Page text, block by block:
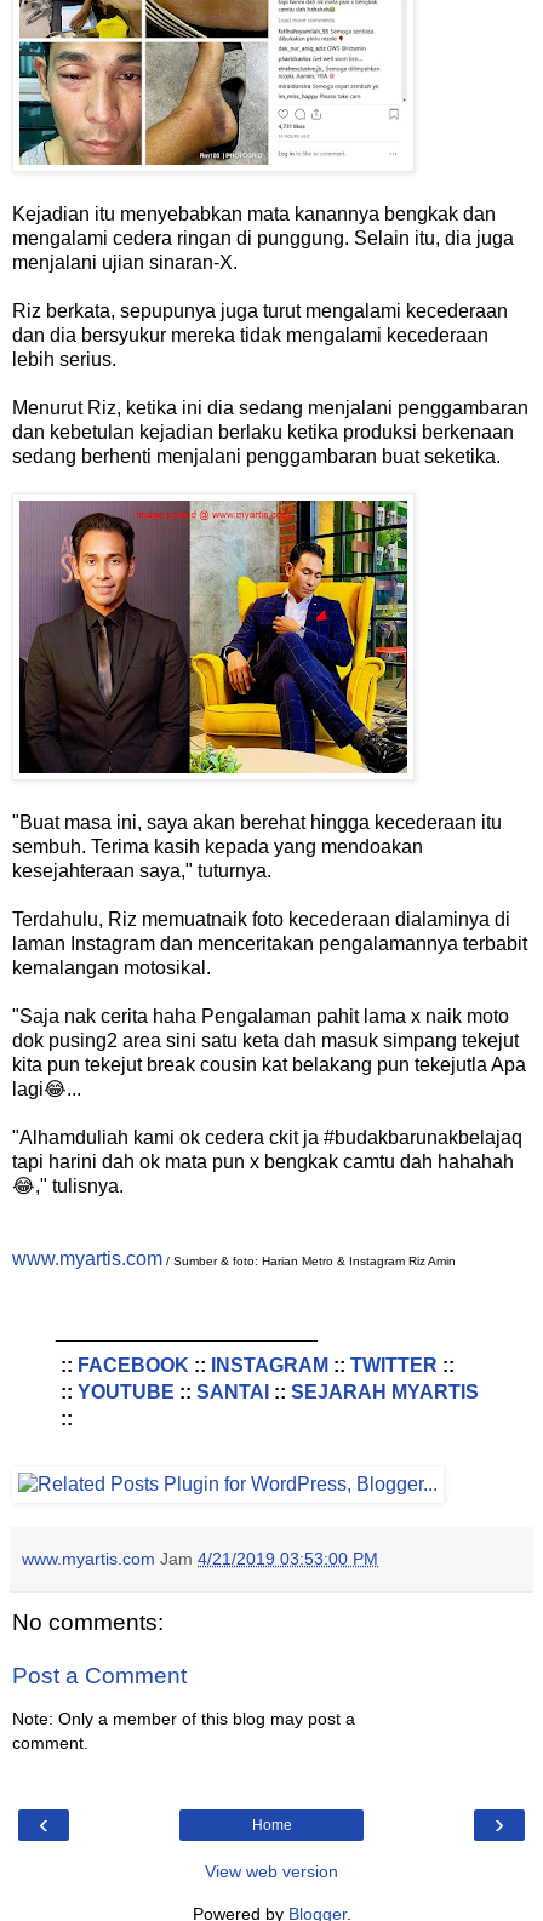
Kejadian itu menyebabkan mata kanannya bengkak dan
mengalami cedera ringan di punggung. Selain itu, dia juga
menjalani ujian sinaran-X.
Riz berkata, sepupunya juga turut mengalami kecederaan
dan dia bersyukur mereka tidak mengalami kecederaan
lebih serius.
Menurut Riz, ketika ini dia sedang menjalani penggambaran
dan kebetulan kejadian berlaku ketika produksi berkenaan
sedang berhenti menjalani penggambaran buat seketika.
"Buat masa ini, saya akan berehat hingga kecederaan itu
sembuh. Terima kasih kepada yang mendoakan
kesejahteraan saya," tuturnya.
Terdahulu, Riz memuatnaik foto kecederaan dialaminya di
laman Instagram dan menceritakan pengalamannya terbabit
kemalangan motosikal.
"Saja nak cerita haha Pengalaman pahit lama x naik moto
dok pusing2 area sini satu keta dah masuk simpang tekejut
kita pun tekejut break cousin kat belakang pun tekejutla Apa
lagi😂...
"Alhamduliah kami ok cedera ckit ja #budakbarunakbelajaq
tapi harini dah ok mata pun x bengkak camtu dah hahahah
😂," tulisnya.
www.myartis.com / Sumber & foto: Harian Metro & Instagram Riz Amin
:: FACEBOOK:: INSTAGRAM :: TWITTER ::
:: YOUTUBE :: SANTAI :: SEJARAH MYARTIS
::
www.myartis.com Jam 4/21/2019 03:53:00 PM
No comments:
Post a Comment
Note: Only a member of this blog may post a
comment.
‹ ›
Home
View web version
Powered by Blogger.